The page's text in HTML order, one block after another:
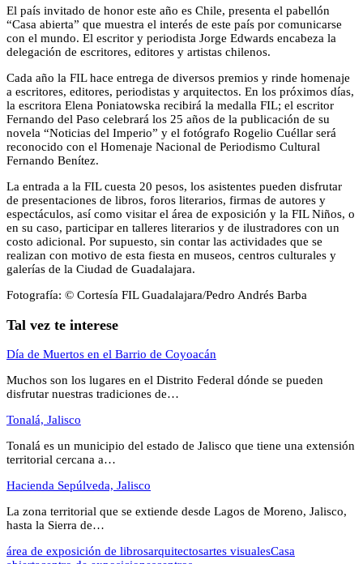
El país invitado de honor este año es Chile, presenta el pabellón
“Casa abierta” que muestra el interés de este país por comunicarse
con el mundo. El escritor y periodista Jorge Edwards encabeza la
delegación de escritores, editores y artistas chilenos.
Cada año la FIL hace entrega de diversos premios y rinde homenaje
a escritores, editores, periodistas y arquitectos. En los próximos días,
la escritora Elena Poniatowska recibirá la medalla FIL; el escritor
Fernando del Paso celebrará los 25 años de la publicación de su
novela “Noticias del Imperio” y el fotógrafo Rogelio Cuéllar será
reconocido con el Homenaje Nacional de Periodismo Cultural
Fernando Benítez.
La entrada a la FIL cuesta 20 pesos, los asistentes pueden disfrutar
de presentaciones de libros, foros literarios, firmas de autores y
espectáculos, así como visitar el área de exposición y la FIL Niños, o
en su caso, participar en talleres literarios y de ilustradores con un
costo adicional. Por supuesto, sin contar las actividades que se
realizan con motivo de esta fiesta en museos, centros culturales y
galerías de la Ciudad de Guadalajara.
Fotografía: © Cortesía FIL Guadalajara/Pedro Andrés Barba
Tal vez te interese
Día de Muertos en el Barrio de Coyoacán
Muchos son los lugares en el Distrito Federal dónde se pueden
disfrutar nuestras tradiciones de…
Tonalá, Jalisco
Tonalá es un municipio del estado de Jalisco que tiene una extensión
territorial cercana a…
Hacienda Sepúlveda, Jalisco
La zona territorial que se extiende desde Lagos de Moreno, Jalisco,
hasta la Sierra de…
área de exposición de librosarquitectosartes visualesCasa